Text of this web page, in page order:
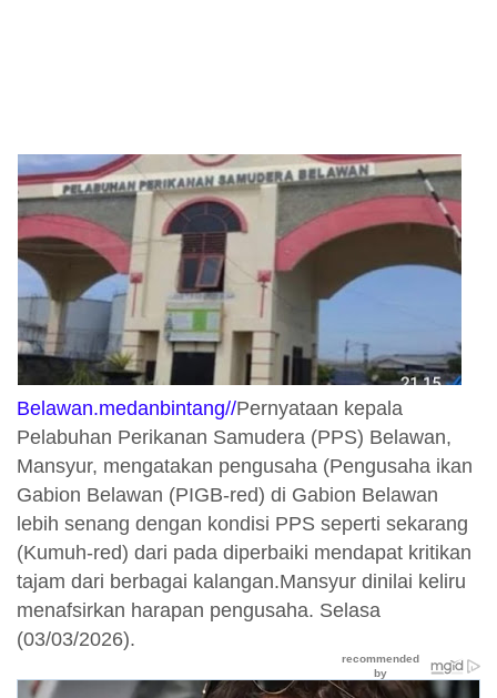
Belawan.medanbintang//Pernyataan kepala
Pelabuhan Perikanan Samudera (PPS) Belawan,
Mansyur, mengatakan pengusaha (Pengusaha ikan
Gabion Belawan (PIGB-red) di Gabion Belawan
lebih senang dengan kondisi PPS seperti sekarang
(Kumuh-red) dari pada diperbaiki mendapat kritikan
tajam dari berbagai kalangan.Mansyur dinilai keliru
menafsirkan harapan pengusaha. Selasa
(03/03/2026).